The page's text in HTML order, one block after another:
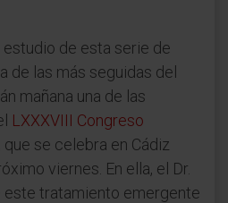
de esta serie de
de las más seguidas del
mañana una de las
LXXXVIII Congreso
, que se celebra en Cádiz
viernes. En ella, el Dr.
este tratamiento emergente